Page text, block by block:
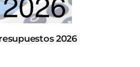
2026